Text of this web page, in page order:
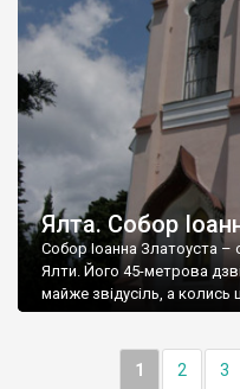
Ялта. Собор
Собор Іоанна Златоуста –
Ялти. Його 45-метрова
майже звідусіль, а колись
1 2 3